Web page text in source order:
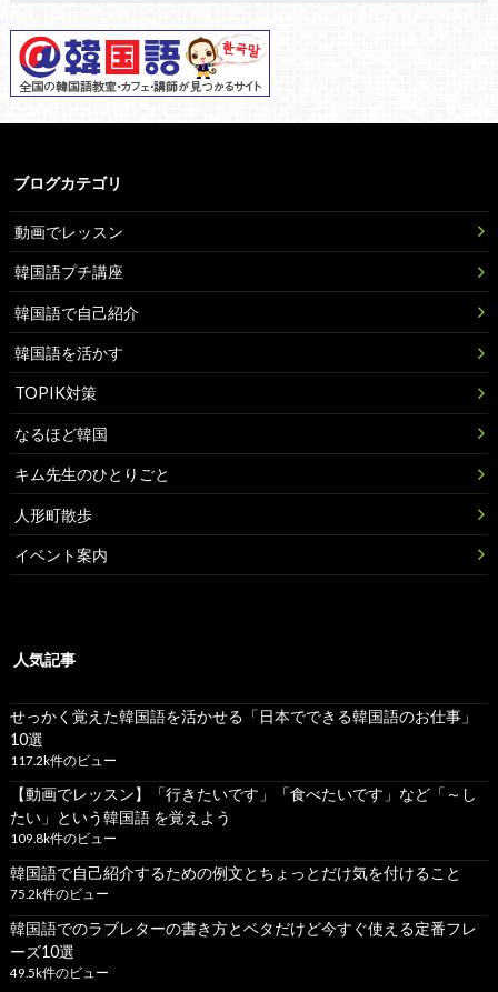
ブログカテゴリ
動画でレッスン
韓国語プチ講座
韓国語で自己紹介
韓国語を活かす
TOPIK対策
なるほど韓国
キム先生のひとりごと
人形町散歩
イベント案内
人気記事
せっかく覚えた韓国語を活かせる「日本でできる韓国語のお仕事」
10選
117.2k件のビュー
【動画でレッスン】「行きたいです」「食べたいです」など「～し
たい」という韓国語 を覚えよう
109.8k件のビュー
韓国語で自己紹介するための例文とちょっとだけ気を付けること
75.2k件のビュー
韓国語でのラブレターの書き方とベタだけど今すぐ使える定番フレ
ーズ10選
49.5k件のビュー